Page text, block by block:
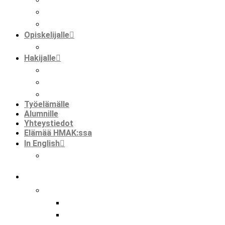
Opiskelijalle
Hakijalle
Työelämälle
Alumnille
Yhteystiedot
Elämää HMAK:ssa
In English